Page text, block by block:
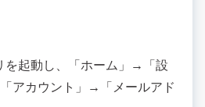
を起動し、「ホーム」→「設
アカウント」→「メールアド